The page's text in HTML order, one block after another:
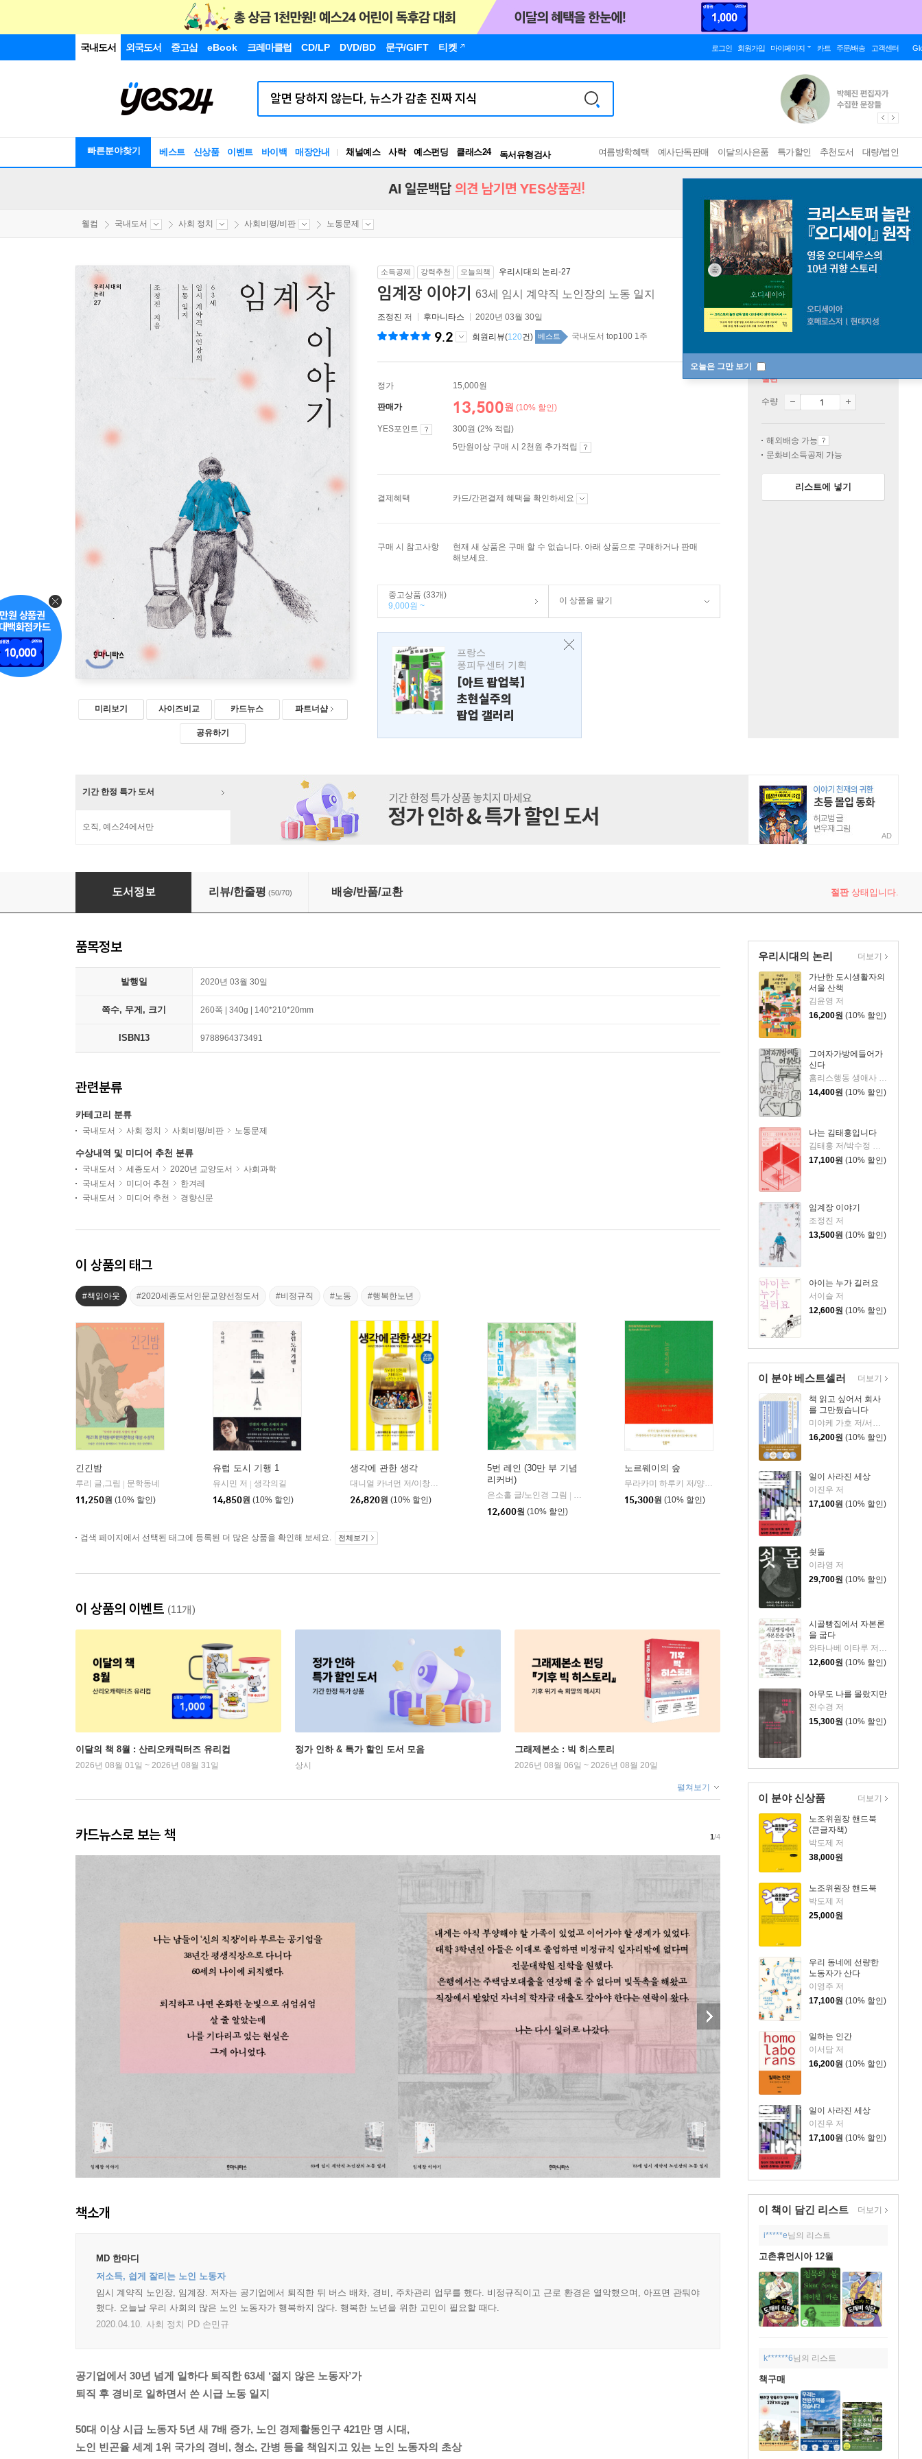
국내도서 외국도서 중고샵 eBook 크레마클럽 CD/LP DVD/BD 문구/GIFT 티켓 로그인 회원가입 마이페이지 카트 주문/배송 고객센터
빠른분야찾기 베스트 신상품 이벤트 바이백 매장안내 채널예스 사락 예스펀딩 클래스24
독서유형검사
RBTI Lab
여름방학혜택 예사단독판매 이달의사은품 특가할인 추천도서 대량/법인
오늘은 그만 보기
AI 일문백답 의견 남기면 YES상품권!
웰컴 국내도서 사회 정치 사회비평/비판 노동문제
미리보기 사이즈비교 카드뉴스 파트너샵
공유하기
소득공제 강력추천 오늘의책 우리시대의 논리-27
임계장 이야기 63세 임시 계약직 노인장의 노동 일지
조정진 저 후마니타스 2020년 03월 30일
9.2 회원리뷰(120건) 베스트 국내도서 top100 1주
정가 15,000원
판매가 13,500원 (10% 할인)
YES포인트
300원 (2% 적립)
5만원이상 구매 시 2천원 추가적립
결제혜택 카드/간편결제 혜택을 확인하세요
구매 시 참고사항
현재 새 상품은 구매 할 수 없습니다. 아래 상품으로 구매하거나 판매
해보세요.
중고상품 (33개)
9,000원 ~
이 상품을 팔기
프랑스
퐁피두센터 기획
[아트 팝업북]
초현실주의
팝업 갤러리
절판
수량
해외배송 가능
문화비소득공제 가능
리스트에 넣기
기간 한정 특가 도서
오직, 예스24에서만
AD
임계장 이야기
도서정보 리뷰/한줄평 (50/70) 배송/반품/교환 절판상태입니다.
우리시대의 논리
가난한 도시생활자의
서울 산책
김윤영 저
16,200원 (10% 할인)
그여자가방에들어가
신다
14,400원 (10% 할인)
나는 김태홍입니다
17,100원 (10% 할인)
임계장 이야기
조정진 저
13,500원 (10% 할인)
아이는 누가 길러요
서이슬 저
12,600원 (10% 할인)
더보기
이 분야 베스트셀러
책 읽고 싶어서 회사
를 그만뒀습니다
미야케 가호 저/서영찬 역
16,200원 (10% 할인)
일이 사라진 세상
이진우 저
17,100원 (10% 할인)
쇳돌
이라영 저
29,700원 (10% 할인)
시골빵집에서 자본론
을 굽다
12,600원 (10% 할인)
아무도 나를 몰랐지만
전수경 저
15,300원 (10% 할인)
더보기
이 분야 신상품
노조위원장 핸드북
(큰글자책)
박도제 저
38,000원
노조위원장 핸드북
박도제 저
25,000원
우리 동네에 선량한
노동자가 산다
이영주 저
17,100원 (10% 할인)
일하는 인간
이서담 저
16,200원 (10% 할인)
일이 사라진 세상
이진우 저
17,100원 (10% 할인)
더보기
이 책이 담긴 리스트 더보기
i*****e님의 리스트
고촌휴먼시아 12월
k******6님의 리스트
책구매
품목정보
발행일 2020년 03월 30일
쪽수, 무게, 크기 260쪽 | 340g | 140*210*20mm
ISBN13 9788964373491
관련분류
카테고리 분류
국내도서 사회 정치 사회비평/비판 노동문제
수상내역 및 미디어 추천 분류
국내도서 세종도서 2020년 교양도서
사회과학
국내도서
미디어 추천
한겨레
국내도서
미디어 추천 경향신문
이 상품의 태그
#책읽아웃 #2020세종도서인문교양선정도서 #비정규직 #노동 #행복한노년
긴긴밤
루리 글,그림
문학동네
11,250원 (10% 할인)
유럽 도시 기행 1
유시민 저
생각의길
14,850원 (10% 할인)
생각에 관한 생각
대니얼 카너먼 저/이창신 역
26,820원 (10% 할인)
5번 레인 (30만 부 기념
리커버)
은소홀 글/노인경 그림
문학동네
12,600원 (10% 할인)
노르웨이의 숲
무라카미 하루키 저/양억관 역
민음사
15,300원 (10% 할인)
검색 페이지에서 선택된 태그에 등록된 더 많은 상품을 확인해 보세요. 전체보기
이 상품의 이벤트 (11개)
이달의 책 8월 : 산리오캐릭터즈 유리컵
2026년 08월 01일 ~ 2026년 08월 31일
정가 인하 & 특가 할인 도서 모음
상시
그래제본소 : 빅 히스토리
2026년 08월 06일 ~ 2026년 08월 20일
펼쳐보기
카드뉴스로 보는 책 1/4
책소개
MD 한마디
저소득, 쉽게 잘리는 노인 노동자
임시 계약직 노인장, 임계장. 저자는 공기업에서 퇴직한 뒤 버스 배차, 경비, 주차관리 업무를 했다. 비정규직이고 근로 환경은 열악했으며, 아프면 관둬야
했다. 오늘날 우리 사회의 많은 노인 노동자가 행복하지 않다. 행복한 노년을 위한 고민이 필요할 때다.
2020.04.10. 사회 정치 PD 손민규
공기업에서 30년 넘게 일하다 퇴직한 63세 ‘젊지 않은 노동자’가
퇴직 후 경비로 일하면서 쓴 시급 노동 일지
50대 이상 시급 노동자 5년 새 7배 증가, 노인 경제활동인구 421만 명 시대,
노인 빈곤율 세계 1위 국가의 경비, 청소, 간병 등을 책임지고 있는 노인 노동자의 초상